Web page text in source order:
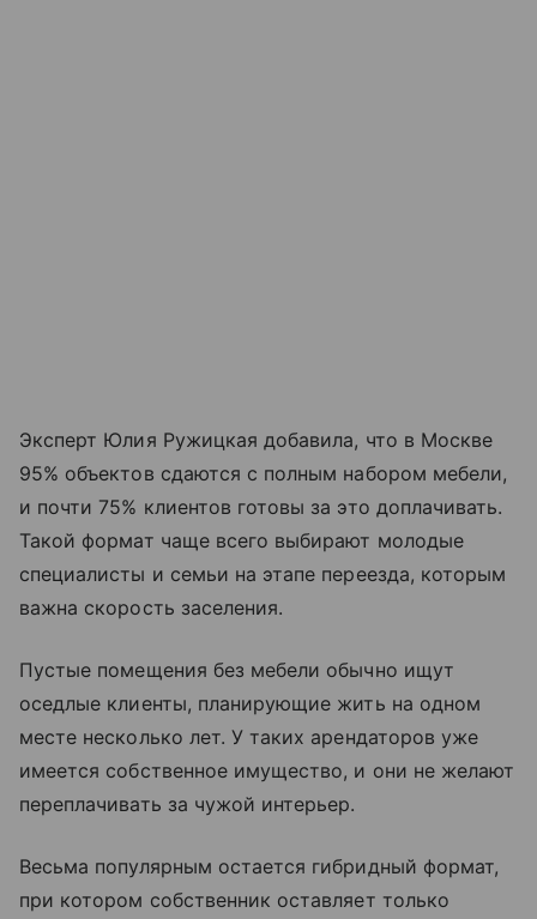
Эксперт Юлия Ружицкая добавила, что в Москве
95% объектов сдаются с полным набором мебели,
и почти 75% клиентов готовы за это доплачивать.
Такой формат чаще всего выбирают молодые
специалисты и семьи на этапе переезда, которым
важна скорость заселения.
Пустые помещения без мебели обычно ищут
оседлые клиенты, планирующие жить на одном
месте несколько лет. У таких арендаторов уже
имеется собственное имущество, и они не желают
переплачивать за чужой интерьер.
Весьма популярным остается гибридный формат,
при котором собственник оставляет только